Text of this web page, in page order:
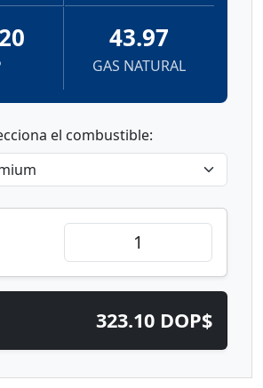
43.97
GAS NATURAL
el combustible:
323.10 DOP$